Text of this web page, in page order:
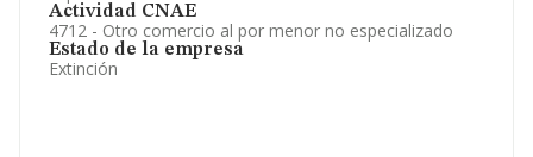
Actividad CNAE
4712 - Otro comercio al por menor no especializado
Estado de la empresa
Extinción